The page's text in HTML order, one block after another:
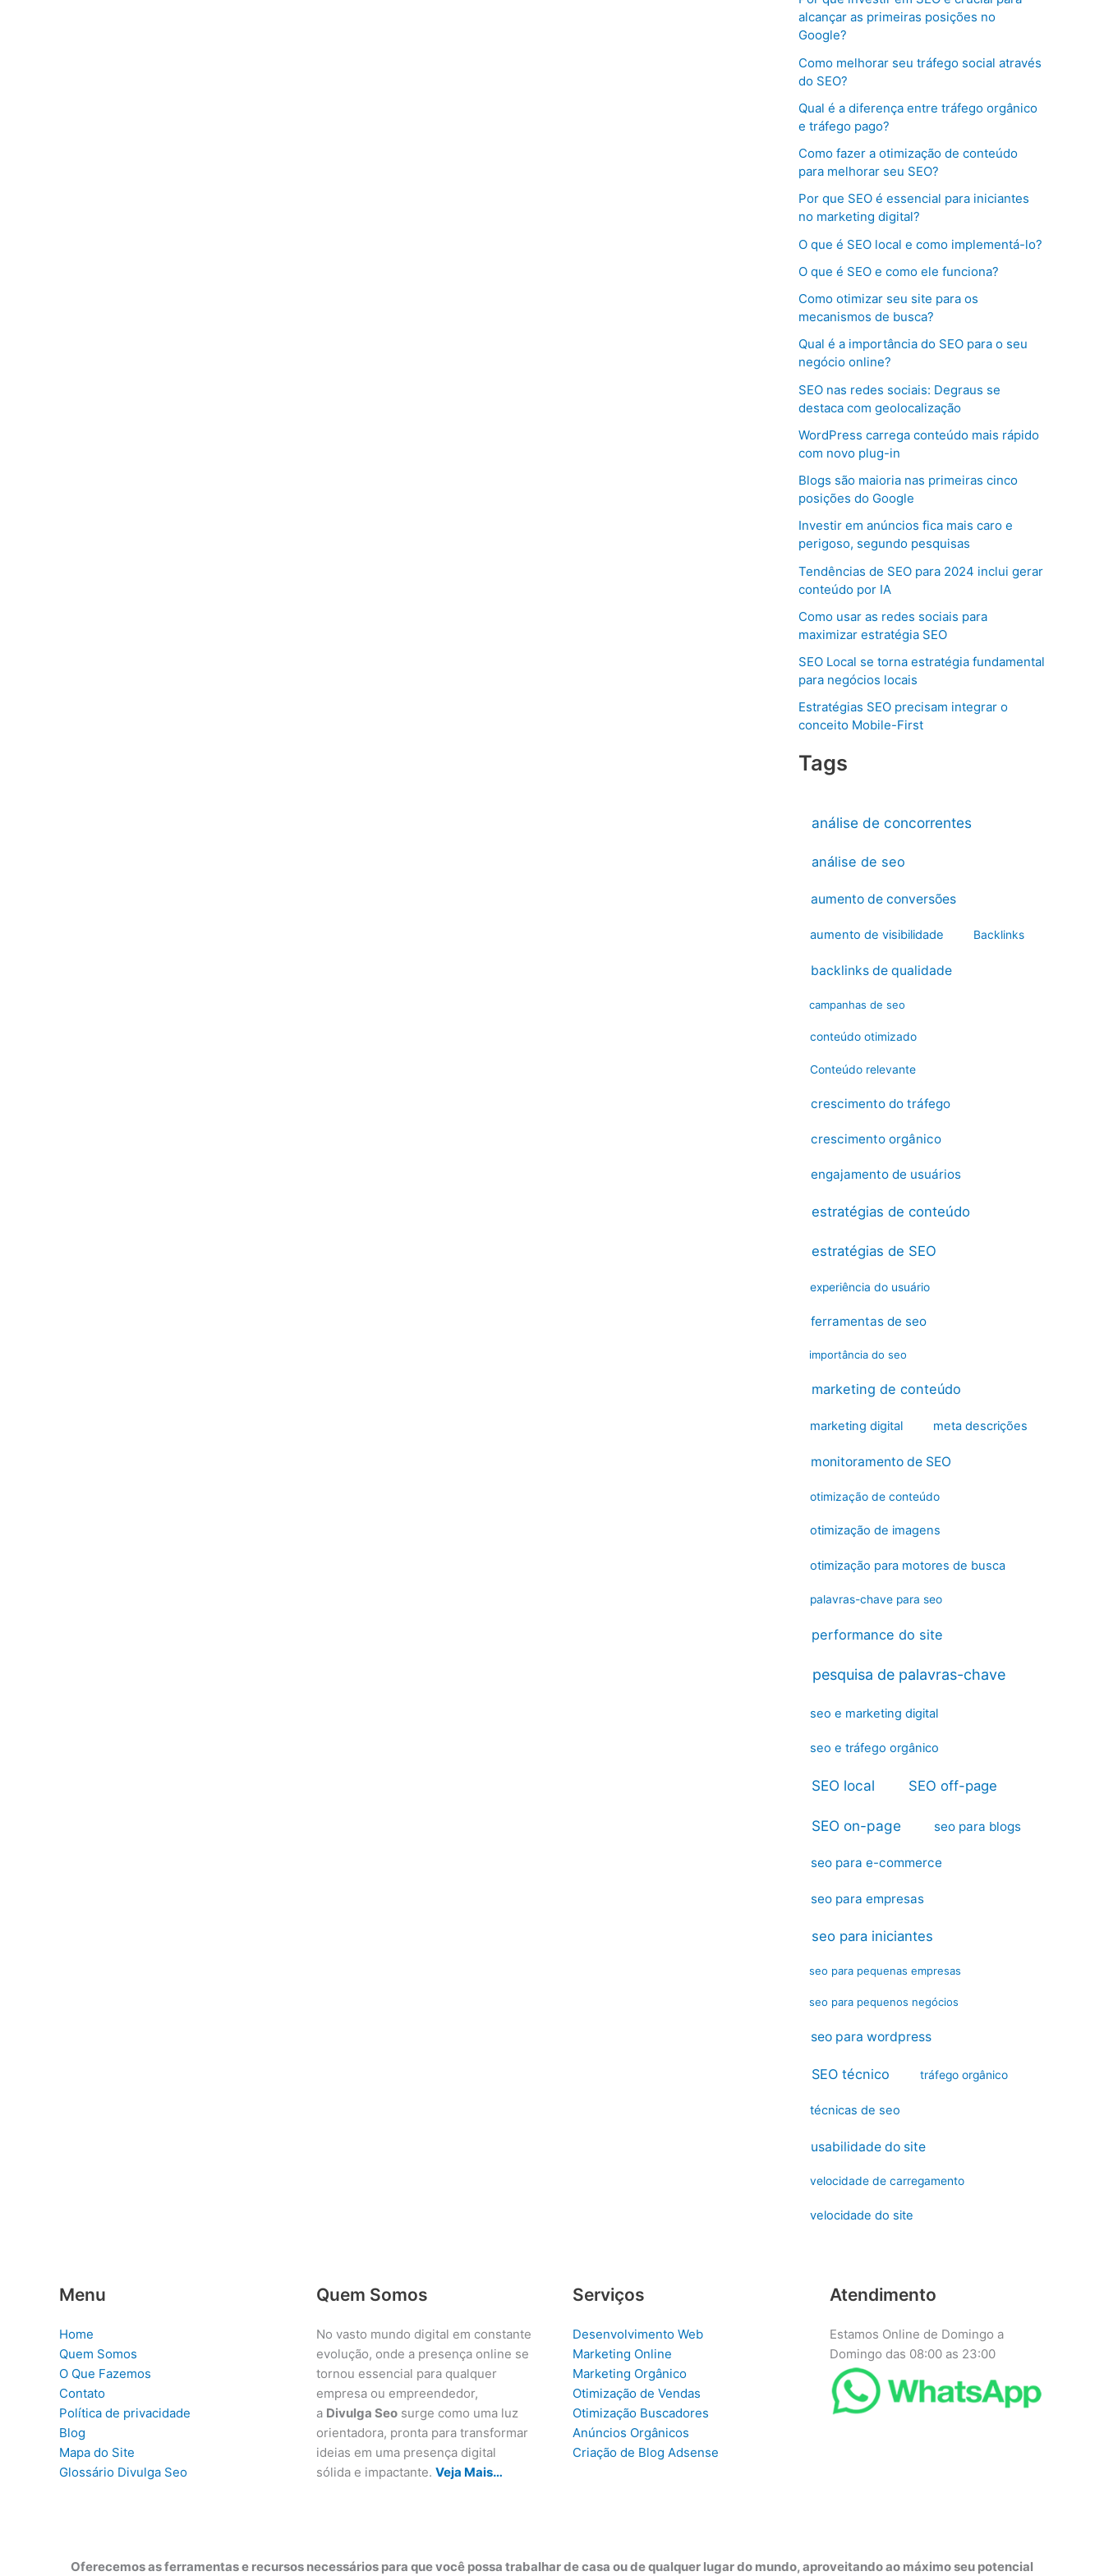
alcançar as primeiras posições no
Google?
Como melhorar seu tráfego social através
do SEO?
Qual é a diferença entre tráfego orgânico
e tráfego pago?
Como fazer a otimização de conteúdo
para melhorar seu SEO?
Por que SEO é essencial para iniciantes
no marketing digital?
O que é SEO local e como implementá-lo?
O que é SEO e como ele funciona?
Como otimizar seu site para os
mecanismos de busca?
Qual é a importância do SEO para o seu
negócio online?
SEO nas redes sociais: Degraus se
destaca com geolocalização
WordPress carrega conteúdo mais rápido
com novo plug-in
Blogs são maioria nas primeiras cinco
posições do Google
Investir em anúncios fica mais caro e
perigoso, segundo pesquisas
Tendências de SEO para 2024 inclui gerar
conteúdo por IA
Como usar as redes sociais para
maximizar estratégia SEO
SEO Local se torna estratégia fundamental
para negócios locais
Estratégias SEO precisam integrar o
conceito Mobile-First
Tags
análise de concorrentes
análise de seo
aumento de conversões
aumento de visibilidade Backlinks
backlinks de qualidade
campanhas de seo
conteúdo otimizado
Conteúdo relevante
crescimento do tráfego
crescimento orgânico
engajamento de usuários
estratégias de conteúdo
estratégias de SEO
experiência do usuário
ferramentas de seo
importância do seo
marketing de conteúdo
marketing digital meta descrições
monitoramento de SEO
otimização de conteúdo
otimização de imagens
otimização para motores de busca
palavras-chave para seo
performance do site
pesquisa de palavras-chave
seo e marketing digital
seo e tráfego orgânico
SEO local SEO off-page
SEO on-page seo para blogs
seo para e-commerce
seo para empresas
seo para iniciantes
seo para pequenas empresas
seo para pequenos negócios
seo para wordpress
SEO técnico tráfego orgânico
técnicas de seo
usabilidade do site
velocidade de carregamento
velocidade do site
Menu
Home
Quem Somos
O Que Fazemos
Contato
Política de privacidade
Blog
Mapa do Site
Glossário Divulga Seo
Quem Somos
No vasto mundo digital em constante
evolução, onde a presença online se
tornou essencial para qualquer
empresa ou empreendedor,
a Divulga Seosurge como uma luz
orientadora, pronta para transformar
ideias em uma presença digital
sólida e impactante. Veja Mais…
Serviços
Desenvolvimento Web
Marketing Online
Marketing Orgânico
Otimização de Vendas
Otimização Buscadores
Anúncios Orgânicos
Criação de Blog Adsense
Atendimento
Estamos Online de Domingo a
Domingo das 08:00 as 23:00
Oferecemos as ferramentas e recursos necessários para que você possa trabalhar de casa ou de qualquer lugar do mundo, aproveitando ao máximo seu potencial